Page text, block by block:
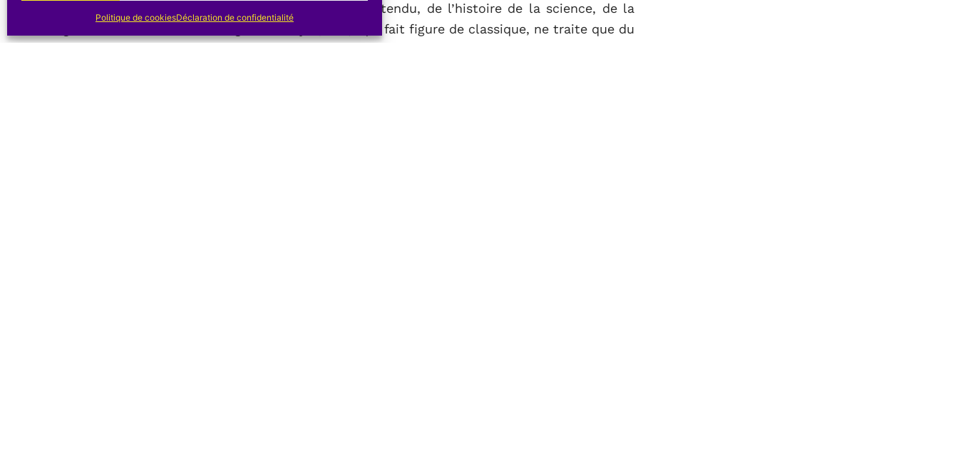
Politique de cookiesDéclaration de confidentialité
champ dépassant considérablement celui, pourtant déjà étendu, de l’histoire de la science, de la
technologie et de l’industrie. L’ouvrage de Claeys (1973), qui fait figure de classique, ne traite que du